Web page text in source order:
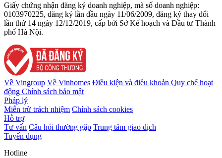
Giấy chứng nhận đăng ký doanh nghiệp, mã số doanh nghiệp:
0103970225, đăng ký lần đầu ngày 11/06/2009, đăng ký thay đổi
lần thứ 14 ngày 12/12/2019, cấp bởi Sở Kế hoạch và Đầu tư Thành
phố Hà Nội.
Về Vingroup Về Vinhomes Điều kiện và điều khoản Quy chế hoạt
động Chính sách bảo mật
Pháp lý
Miễn trừ trách nhiệm Chính sách cookies
Hỗ trợ
Tư vấn Câu hỏi thường gặp Trung tâm giao dịch
Tuyển dụng
Hotline